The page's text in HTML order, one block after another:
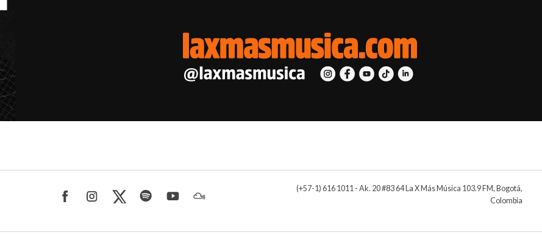
(+57-1) 616 1011 - Ak. 20 #83 64 La X Más Música 103.9 FM, Bogotá,
Colombia